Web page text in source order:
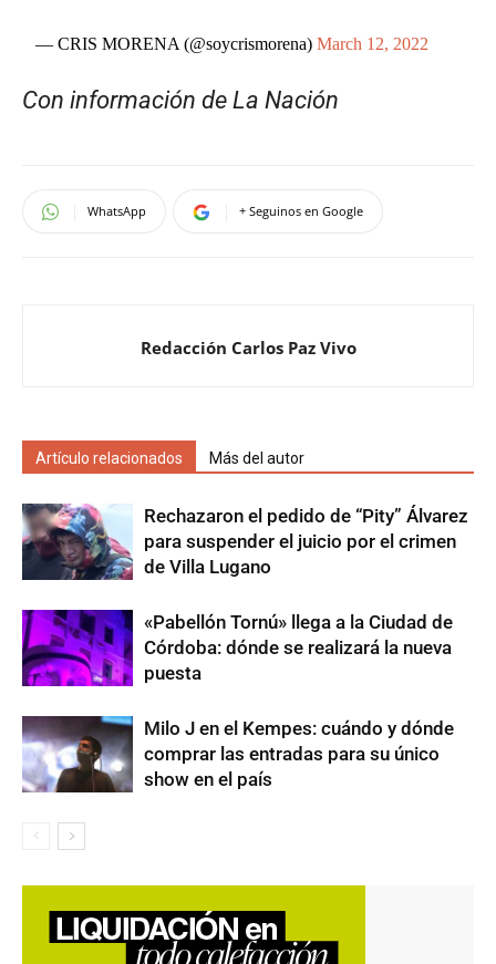
— CRIS MORENA (@soycrismorena)March 12, 2022
Con información de La Nación
WhatsApp + Seguinos en Google
Redacción Carlos Paz Vivo
Artículo relacionados Más del autor
Rechazaron el pedido de “Pity” Álvarez
para suspender el juicio por el crimen
de Villa Lugano
«Pabellón Tornú» llega a la Ciudad de
Córdoba: dónde se realizará la nueva
puesta
Milo J en el Kempes: cuándo y dónde
comprar las entradas para su único
show en el país